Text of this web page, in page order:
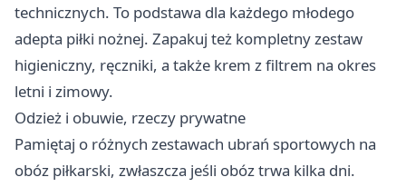
technicznych. To podstawa dla każdego młodego
adepta piłki nożnej. Zapakuj też kompletny zestaw
higieniczny, ręczniki, a także krem z filtrem na okres
letni i zimowy.
Odzież i obuwie, rzeczy prywatne
Pamiętaj o różnych zestawach ubrań sportowych na
obóz piłkarski, zwłaszcza jeśli obóz trwa kilka dni.